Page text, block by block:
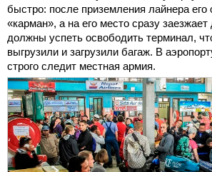
быстро: после приземления лайнера его
«карман», а на его место сразу
должны успеть освободить терминал,
выгрузили и загрузили багаж. В
строго следит местная армия.